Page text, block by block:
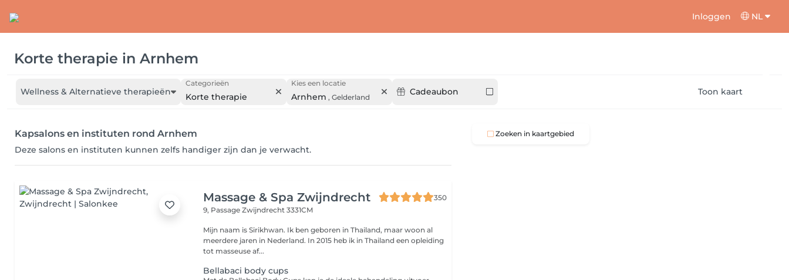
Inloggen NL
Korte therapie in Arnhem
Wellness & Alternatieve therapieën
Categorieën
Korte therapie
Kies een locatie
Arnhem , Gelderland
Cadeaubon Toon kaart
Kapsalons en instituten rond Arnhem
Deze salons en instituten kunnen zelfs handiger zijn dan je verwacht.
Massage & Spa Zwijndrecht
350
9, PassageZwijndrecht 3331CM
Mijn naam is Sirikhwan. Ik ben geboren in Thailand, maar woon al
meerdere jaren in Nederland. In 2015 heb ik in Thailand een opleiding
tot masseuse af...
Bellabaci body cups
Zoeken in kaartgebied